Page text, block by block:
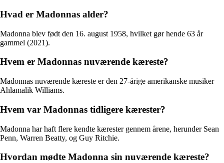
Hvad er Madonnas alder?
Madonna blev født den 16. august 1958, hvilket gør hende 63 år
gammel (2021).
Hvem er Madonnas nuværende kæreste?
Madonnas nuværende kæreste er den 27-årige amerikanske musiker
Ahlamalik Williams.
Hvem var Madonnas tidligere kærester?
Madonna har haft flere kendte kærester gennem årene, herunder Sean
Penn, Warren Beatty, og Guy Ritchie.
Hvordan mødte Madonna sin nuværende kæreste?